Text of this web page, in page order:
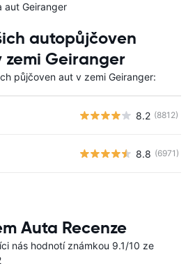
aut Geiranger
autopůjčoven
Geiranger
půjčoven aut v zemi Geiranger:
8.2 (8812)
8.8 (6971)
Auta Recenze
nás hodnotí známkou 9.1/10 ze